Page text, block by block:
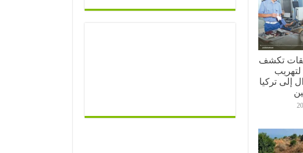
تكشف
إلى تركيا